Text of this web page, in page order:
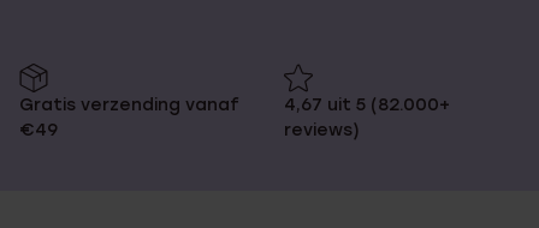
Gratis verzending vanaf
€49
4,67 uit 5 (82.000+
reviews)